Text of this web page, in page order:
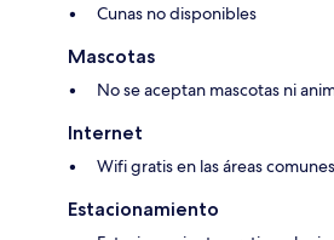
Cunas no disponibles
Mascotas
No se aceptan mascotas ni
Internet
Wifi gratis en las áreas comunes
Estacionamiento